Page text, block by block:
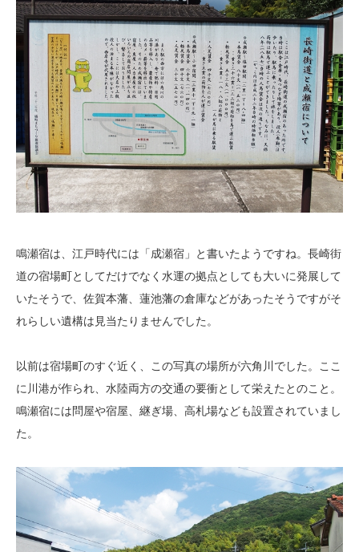
鳴瀬宿は、江戸時代には「成瀬宿」と書いたようですね。長崎街
道の宿場町としてだけでなく水運の拠点としても大いに発展して
いたそうで、佐賀本藩、蓮池藩の倉庫などがあったそうですがそ
れらしい遺構は見当たりませんでした。
以前は宿場町のすぐ近く、この写真の場所が六角川でした。ここ
に川港が作られ、水陸両方の交通の要衝として栄えたとのこと。
鳴瀬宿には問屋や宿屋、継ぎ場、高札場なども設置されていまし
た。